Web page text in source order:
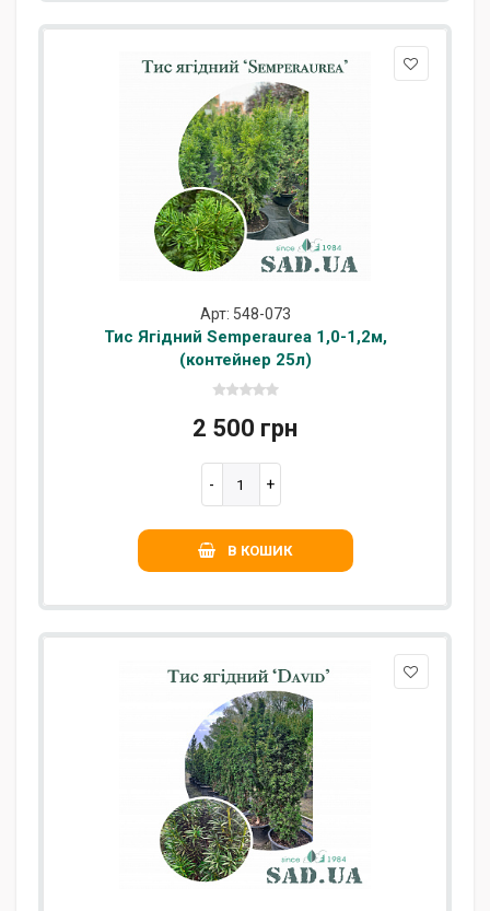
Арт: 548-073
Тис Ягідний Semperaurea 1,0-1,2м,
(контейнер 25л)
2 500 грн
В КОШИК